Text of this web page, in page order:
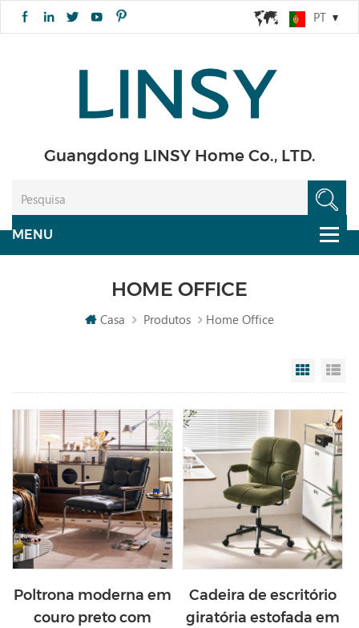
PT
Guangdong LINSY Home Co., LTD.
HOME OFFICE
Casa Produtos Home Office
Grid
Poltrona moderna em
couro preto com
Cadeira de escritório
giratória estofada em